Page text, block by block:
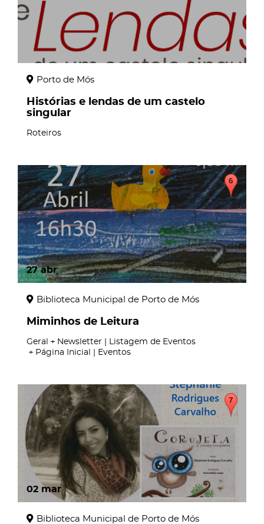
Porto de Mós
Histórias e lendas de um castelo
singular
Roteiros
27 abr
Biblioteca Municipal de Porto de Mós
Miminhos de Leitura
Geral
Newsletter | Listagem de Eventos
Página Inicial | Eventos
02 mar
Biblioteca Municipal de Porto de Mós